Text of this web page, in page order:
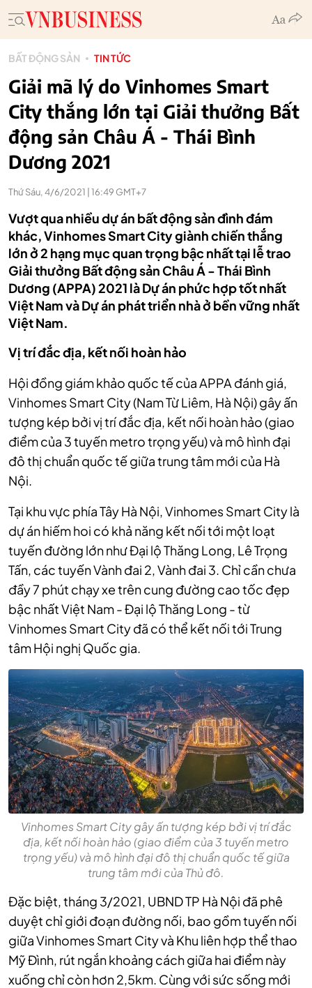
BẤT ĐỘNG SẢN TIN TỨC
Giải mã lý do Vinhomes Smart
City thắng lớn tại Giải thưởng Bất
động sản Châu Á - Thái Bình
Dương 2021
Thứ Sáu, 4/6/2021 | 16:49 GMT+7
Vượt qua nhiều dự án bất động sản đình đám
khác, Vinhomes Smart City giành chiến thắng
lớn ở 2 hạng mục quan trọng bậc nhất tại lễ trao
Giải thưởng Bất động sản Châu Á - Thái Bình
Dương (APPA) 2021 là Dự án phức hợp tốt nhất
Việt Nam và Dự án phát triển nhà ở bền vững nhất
Việt Nam.
Vị trí đắc địa, kết nối hoàn hảo
Hội đồng giám khảo quốc tế của APPA đánh giá,
Vinhomes Smart City (Nam Từ Liêm, Hà Nội) gây ấn
tượng kép bởi vị trí đắc địa, kết nối hoàn hảo (giao
điểm của 3 tuyến metro trọng yếu) và mô hình đại
đô thị chuẩn quốc tế giữa trung tâm mới của Hà
Nội.
Tại khu vực phía Tây Hà Nội, Vinhomes Smart City là
dự án hiếm hoi có khả năng kết nối tới một loạt
tuyến đường lớn như Đại lộ Thăng Long, Lê Trọng
Tấn, các tuyến Vành đai 2, Vành đai 3. Chỉ cần chưa
đầy 7 phút chạy xe trên cung đường cao tốc đẹp
bậc nhất Việt Nam - Đại lộ Thăng Long - từ
Vinhomes Smart City đã có thể kết nối tới Trung
tâm Hội nghị Quốc gia.
Vinhomes Smart City gây ấn tượng kép bởi vị trí đắc
địa, kết nối hoàn hảo (giao điểm của 3 tuyến metro
trọng yếu) và mô hình đại đô thị chuẩn quốc tế giữa
trung tâm mới của Thủ đô.
Đặc biệt, tháng 3/2021, UBND TP Hà Nội đã phê
duyệt chỉ giới đoạn đường nối, bao gồm tuyến nối
giữa Vinhomes Smart City và Khu liên hợp thể thao
Mỹ Đình, rút ngắn khoảng cách giữa hai điểm này
xuống chỉ còn hơn 2,5km. Cùng với sức sống mới